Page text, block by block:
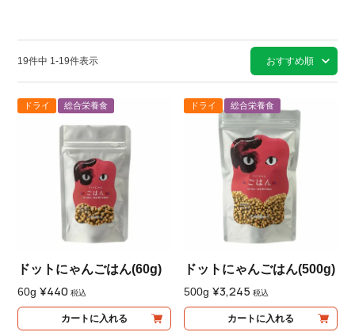
ただ空腹を満たすだけの「エサ」ではなく、強い身体を作る「食
事」を提供したい。
どこの何から出来ているのか分かる、安心感のあるものを届
そんな想いから、『ドットにゃん』では生産者さんから質のい
い天然食材を直接調達し、手間暇かけて人の手で仕上げるシ
ンプルな製法にこだわりました。
おすすめ順
19件中 1-19件表示
ドライ 総合栄養食
ドットにゃんごはん(60g)
60g ¥440 税込
カートに入れる
ドライ 総合栄養食
ドットにゃんごはん(500g)
500g ¥3,245 税込
カートに入れる